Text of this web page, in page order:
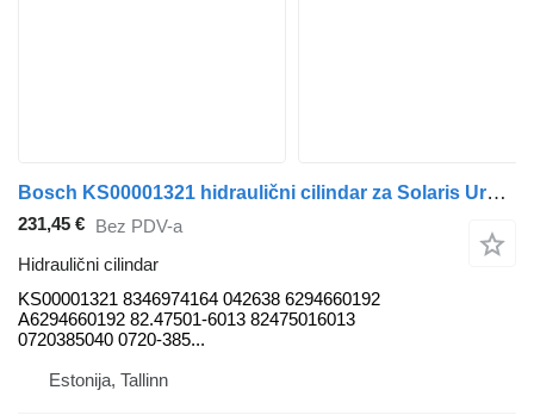
Bosch KS00001321 hidraulični cilindar za Solaris Urbino, Alpino, Vacanza (1999-) autobusa
231,45 € Bez PDV-a
Hidraulični cilindar
KS00001321 8346974164 042638 6294660192
A6294660192 82.47501-6013 82475016013
0720385040 0720-385...
Estonija, Tallinn